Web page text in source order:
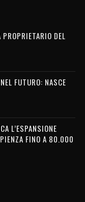
PROPRIETARIO DEL
FUTURO: NASCE
L’ESPANSIONE
FINO A 80.000